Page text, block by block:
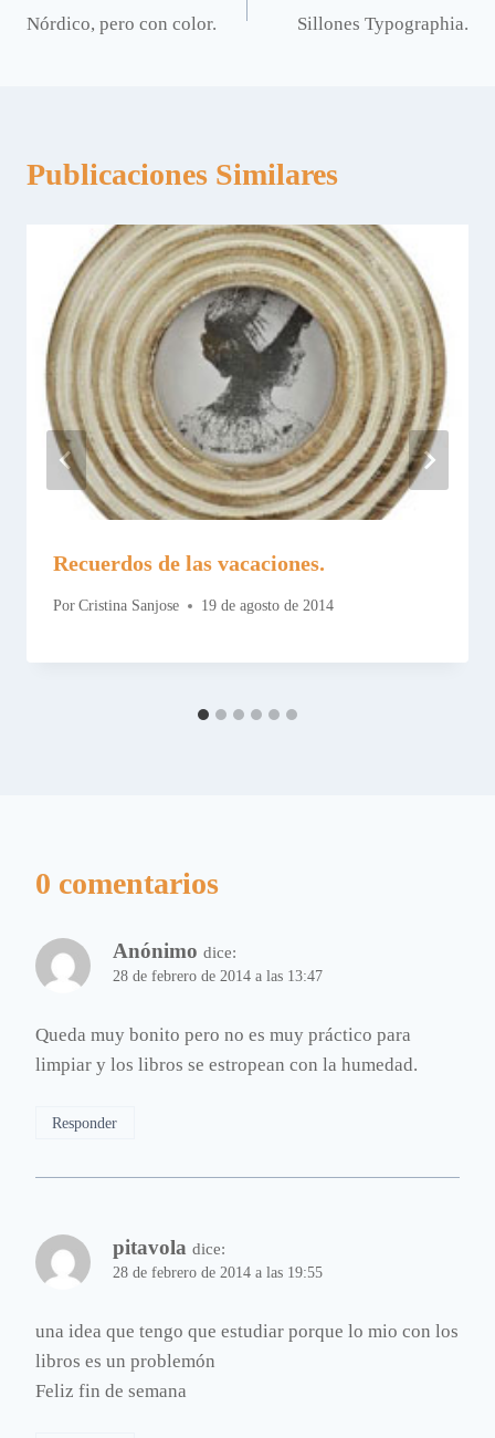
de
Nórdico, pero con color. Sillones Typographia.
Publicaciones Similares
Recuerdos de las vacaciones.
Por Cristina Sanjose 19 de agosto de 2014
0 comentarios
Anónimo dice:
28 de febrero de 2014 a las 13:47
Queda muy bonito pero no es muy práctico para
limpiar y los libros se estropean con la humedad.
Responder
pitavola dice:
28 de febrero de 2014 a las 19:55
una idea que tengo que estudiar porque lo mio con los
libros es un problemón
Feliz fin de semana